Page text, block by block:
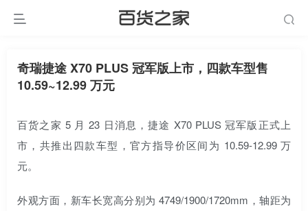
奇瑞捷途 X70 PLUS 冠军版上市，四款车型售
10.59~12.99 万元
百货之家 5 月 23 日消息，捷途 X70 PLUS 冠军版正式上
市，共推出四款车型，官方指导价区间为 10.59-12.99 万
元。
外观方面，新车长宽高分别为 4749/1900/1720mm，轴距为